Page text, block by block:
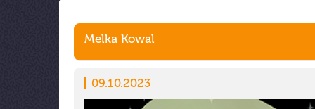
Melka Kowal
09.10.2023